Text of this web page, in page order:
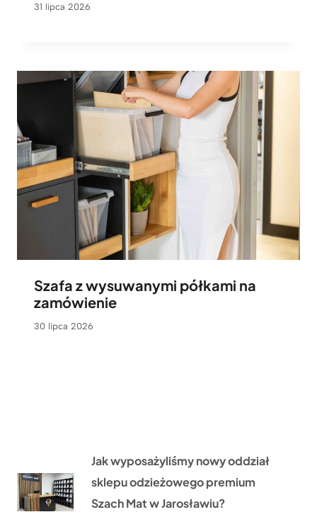
31 lipca 2026
Szafa z wysuwanymi półkami na
zamówienie
30 lipca 2026
Jak wyposażyliśmy nowy oddział
sklepu odzieżowego premium
Szach Mat w Jarosławiu?